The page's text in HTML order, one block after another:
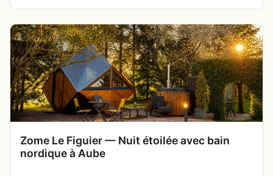
Zome Le Figuier — Nuit étoilée avec bain
nordique à Aube